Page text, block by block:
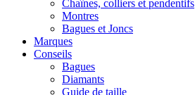
Chaînes, colliers et pendentifs
Montres
Bagues et Joncs
Marques
Conseils
Bagues
Diamants
Guide de taille